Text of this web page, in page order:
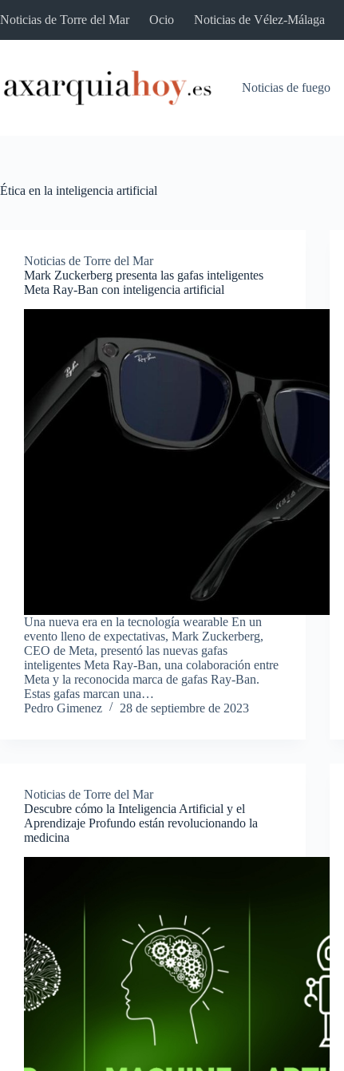
al
Noticias de Torre del Mar Ocio Noticias de Vélez-Málaga
Noticias de fuego
Ética en la inteligencia artificial
Noticias de Torre del Mar
Mark Zuckerberg presenta las gafas inteligentes
Meta Ray-Ban con inteligencia artificial
Una nueva era en la tecnología wearable En un
evento lleno de expectativas, Mark Zuckerberg,
CEO de Meta, presentó las nuevas gafas
inteligentes Meta Ray-Ban, una colaboración entre
Meta y la reconocida marca de gafas Ray-Ban.
Estas gafas marcan una…
Pedro Gimenez
28 de septiembre de 2023
Noticias de Torre del Mar
Descubre cómo la Inteligencia Artificial y el
Aprendizaje Profundo están revolucionando la
medicina